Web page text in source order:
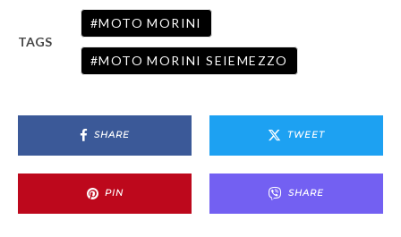
TAGS
MOTO MORINI
MOTO MORINI SEIEMEZZO
SHARE TWEET
PIN SHARE